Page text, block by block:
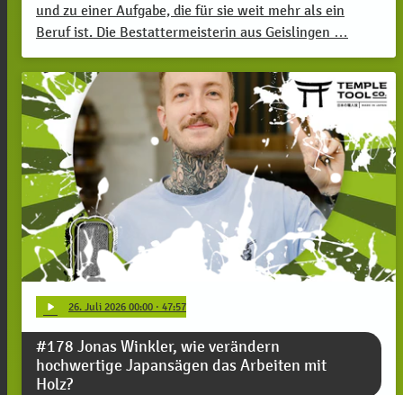
und zu einer Aufgabe, die für sie weit mehr als ein
Beruf ist. Die Bestattermeisterin aus Geislingen …
play_arrow 26. Juli 2026 00:00 · 47:57
#178 Jonas Winkler, wie verändern
hochwertige Japansägen das Arbeiten mit
Holz?